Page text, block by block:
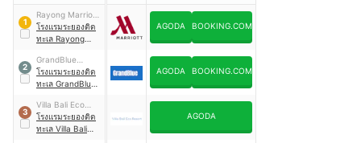
1
Rayong Marriott
Resort & Spa
โรงแรมระยองติด
ทะเล Rayong
Spa
AGODA BOOKING.COM
2
GrandBlue
Resort &
Beachclub
โรงแรมระยองติด
ทะเล GrandBlue
Beachclub
AGODA BOOKING.COM
3
Villa Bali Eco
Resort & Bali
Pizzeria
โรงแรมระยองติด
ทะเล Villa Bali
AGODA